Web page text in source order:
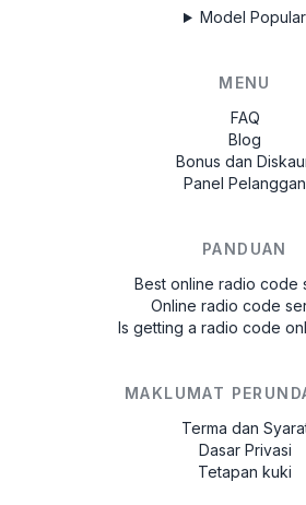
Model Popular
MENU
FAQ
Blog
Bonus dan
Panel Pelanggan
PANDUAN
Best online radio code
Online radio code
Is getting a radio code
MAKLUMAT
Terma dan
Dasar Privasi
Tetapan kuki